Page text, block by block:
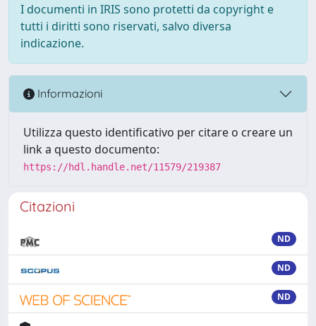
I documenti in IRIS sono protetti da copyright e
tutti i diritti sono riservati, salvo diversa
indicazione.
Informazioni
Utilizza questo identificativo per citare o creare un
link a questo documento:
https://hdl.handle.net/11579/219387
Citazioni
ND
ND
ND